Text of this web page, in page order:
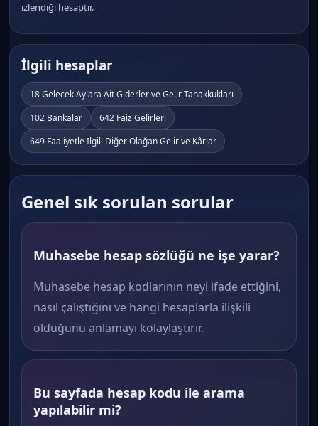
izlendiği hesaptır.
İlgili hesaplar
18 Gelecek Aylara Ait Giderler ve Gelir Tahakkukları
102 Bankalar
642 Faiz Gelirleri
649 Faaliyetle İlgili Diğer Olağan Gelir ve Kârlar
Genel sık sorulan sorular
Muhasebe hesap sözlüğü ne işe yarar?
Muhasebe hesap kodlarının neyi ifade ettiğini,
nasıl çalıştığını ve hangi hesaplarla ilişkili
olduğunu anlamayı kolaylaştırır.
Bu sayfada hesap kodu ile arama
yapılabilir mi?